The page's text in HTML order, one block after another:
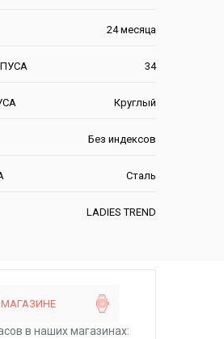
24 месяца
34
Круглый
Без индексов
Сталь
LADIES TREND
в наших магазинах: